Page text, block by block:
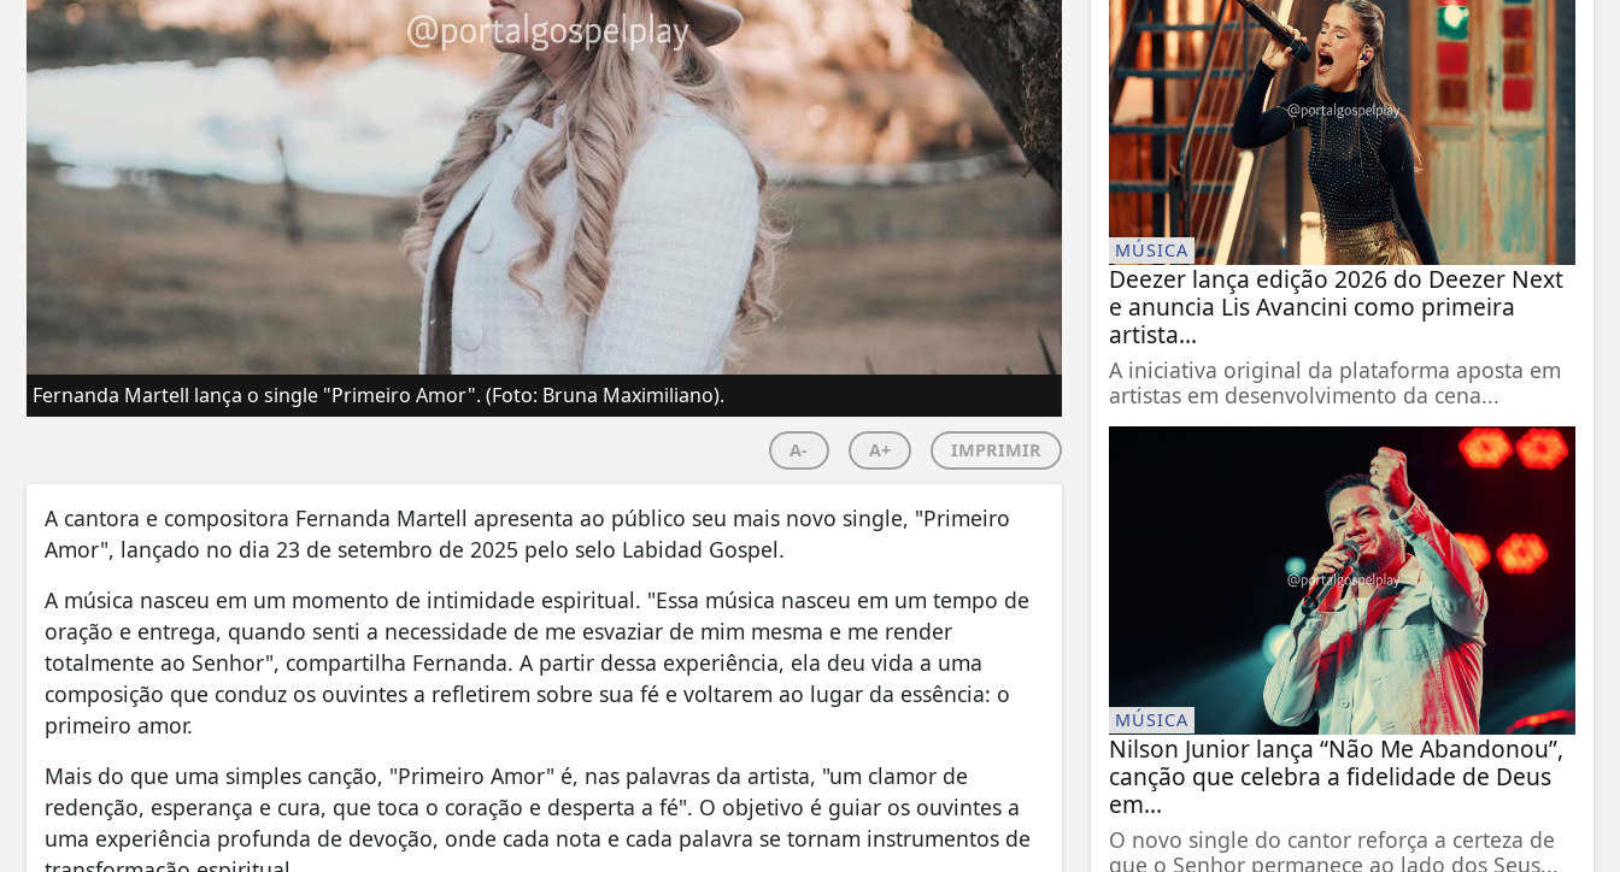
Fernanda Martell lança o single "Primeiro Amor". (Foto: Bruna Maximiliano).
A- A+ IMPRIMIR
A cantora e compositora Fernanda Martell apresenta ao público seu mais novo single, "Primeiro
Amor", lançado no dia 23 de setembro de 2025 pelo selo Labidad Gospel.
A música nasceu em um momento de intimidade espiritual. "Essa música nasceu em um tempo de
oração e entrega, quando senti a necessidade de me esvaziar de mim mesma e me render
totalmente ao Senhor", compartilha Fernanda. A partir dessa experiência, ela deu vida a uma
composição que conduz os ouvintes a refletirem sobre sua fé e voltarem ao lugar da essência: o
primeiro amor.
Mais do que uma simples canção, "Primeiro Amor" é, nas palavras da artista, "um clamor de
redenção, esperança e cura, que toca o coração e desperta a fé". O objetivo é guiar os ouvintes a
uma experiência profunda de devoção, onde cada nota e cada palavra se tornam instrumentos de
MÚSICA
Deezer lança edição 2026 do Deezer Next
e anuncia Lis Avancini como primeira
artista...
A iniciativa original da plataforma aposta em
artistas em desenvolvimento da cena...
MÚSICA
Nilson Junior lança “Não Me Abandonou”,
canção que celebra a fidelidade de Deus
em...
O novo single do cantor reforça a certeza de
que o Senhor permanece ao lado dos Seus...